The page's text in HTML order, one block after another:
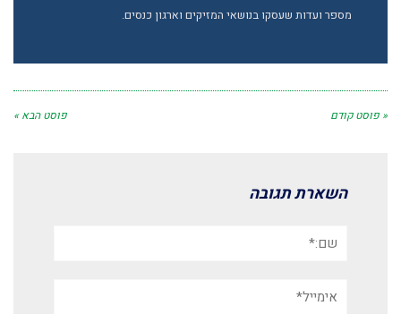
מספר ועדות שעסקו בנושאי המזיקים וארגון כנסים.
« פוסט קודם פוסט הבא »
השארת תגובה